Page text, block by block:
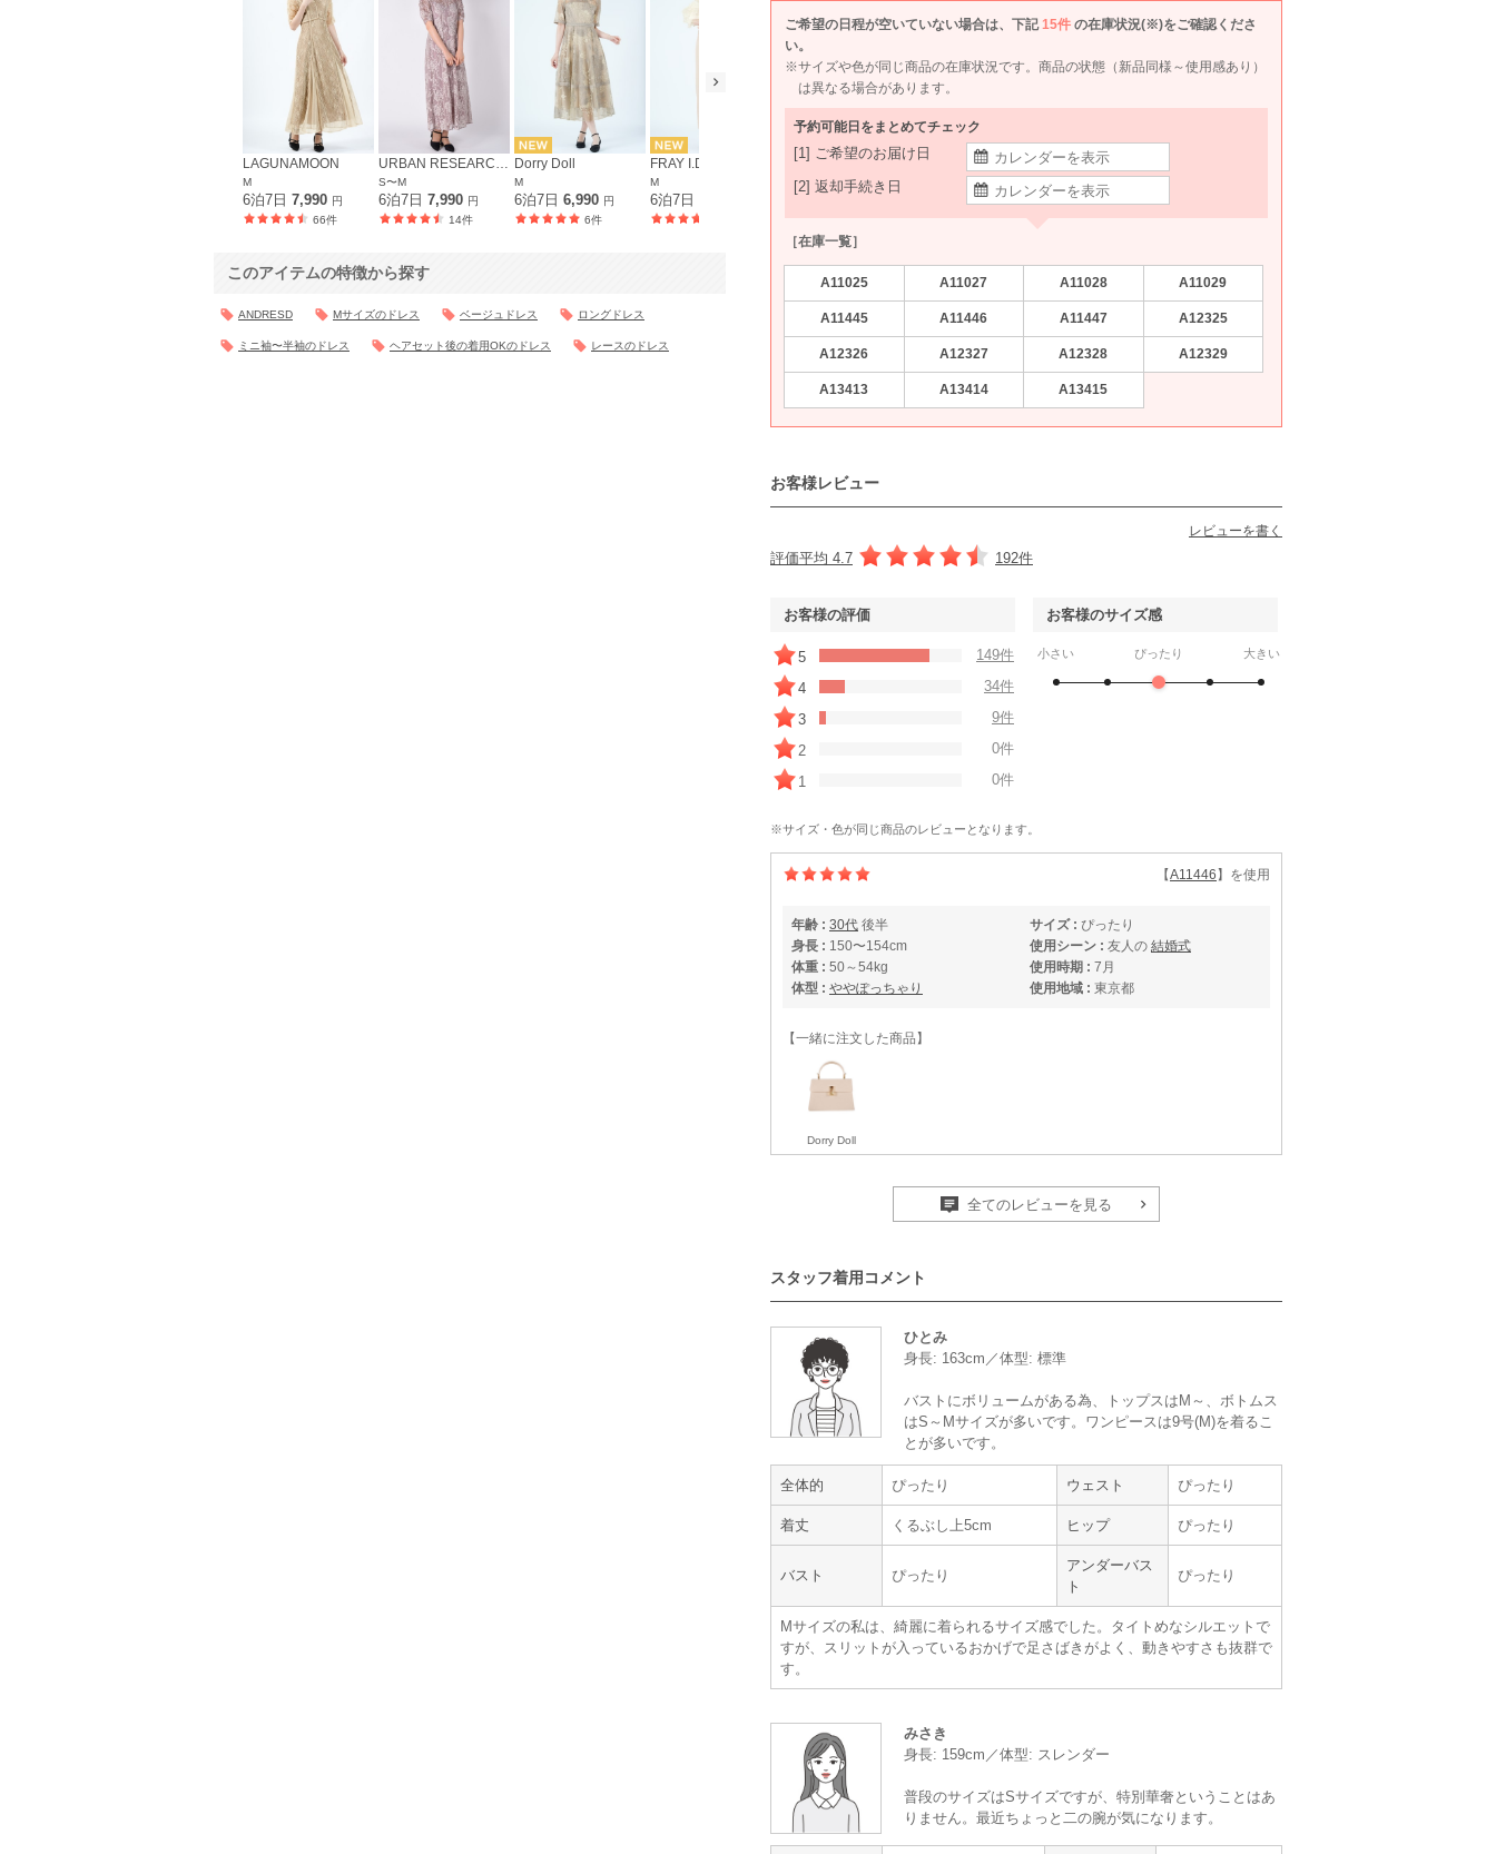
ご希望の日程が空いていない場合は、下記15件 の在庫状況(※)をご確認くださ
い。
※サイズや色が同じ商品の在庫状況です。商品の状態（新品同様～使用感あり）
は異なる場合があります。
予約可能日をまとめてチェック
[1] ご希望のお届け日
[2] 返却手続き日
［在庫一覧］
A11025 A11027 A11028 A11029
A11445 A11446 A11447 A12325
A12326 A12327 A12328 A12329
A13413 A13414 A13415
お客様レビュー
レビューを書く
評価平均 4.7 192件
お客様の評価
5
149件
4
34件
3
9件
2
0件
1
0件
お客様のサイズ感
小さい ぴったり 大きい
※サイズ・色が同じ商品のレビューとなります。
【A11446 】を使用
年齢 : 30代 後半
身長 : 150〜154cm
体重 : 50～54kg
体型 : ややぽっちゃり
サイズ : ぴったり
使用シーン : 友人の 結婚式
使用時期 : 7月
使用地域 : 東京都
【一緒に注文した商品】
Dorry Doll
身長 :150〜154cm
体重 :50～54kg
使用シーン :友人の結婚式
【一緒に注文した商品】
LE'RURE Agreable
年齢 : 30代前半
身長 :155〜159cm
体重 :50～54kg
体型 :
サイズ :ぴったり
丈 : ひざより下
使用シーン :友人の結婚式
使用地域 :東京都
【一緒に注文した商品】
LE'RURE ヌーブラ
全てのレビューを見る
スタッフ着用コメント
ひとみ
身長: 163cm／体型: 標準
バストにボリュームがある為、トップスはM～、ボトムス
はS～Mサイズが多いです。ワンピースは9号(M)を着るこ
とが多いです。
全体的 ぴったり ウェスト ぴったり
着丈 くるぶし上5cm ヒップ ぴったり
バスト ぴったり
アンダーバス
ト
ぴったり
Mサイズの私は、綺麗に着られるサイズ感でした。タイトめなシルエットで
すが、スリットが入っているおかげで足さばきがよく、動きやすさも抜群で
す。
みさき
身長: 159cm／体型: スレンダー
普段のサイズはSサイズですが、特別華奢ということはあ
りません。最近ちょっと二の腕が気になります。
LAGUNAMOON
M
6泊7日 7,990 円
66件
URBAN RESEARCH ROSSO
S〜M
6泊7日7,990 円
14件
Dorry Doll
M
6泊7日6,990 円
6件
FRAY I.D
M
6泊7日
URBAN RESEARCH ROSSO
M〜L
6泊7日
98件
LAGUNAMOON
6泊7日7,990円
106件
SNIDEL
6泊7日7,590円
1件
55件
このアイテムの特徴から探す
ANDRESD Mサイズのドレス ベージュドレス ロングドレス
ミニ袖〜半袖のドレス ヘアセット後の着用OKのドレス レースのドレス